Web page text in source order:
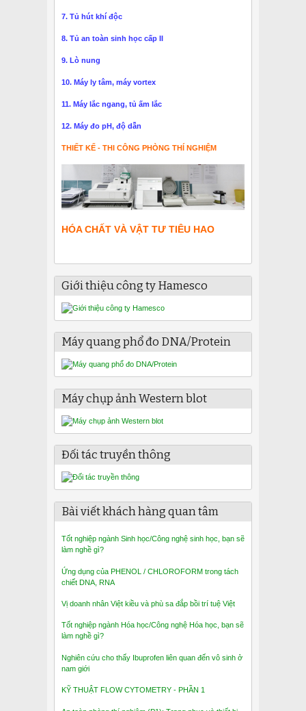
7. Tủ hút khí độc
8. Tủ an toàn sinh học cấp II
9. Lò nung
10. Máy ly tâm, máy vortex
11. Máy lắc ngang, tủ ấm lắc
12. Máy đo pH, độ dẫn
THIẾT KẾ - THI CÔNG PHÒNG THÍ NGHIỆM
HÓA CHẤT VÀ VẬT TƯ TIÊU HAO
Giới thiệu công ty Hamesco
Máy quang phổ đo DNA/Protein
Máy chụp ảnh Western blot
Đối tác truyền thông
Bài viết khách hàng quan tâm
Tốt nghiệp ngành Sinh học/Công nghệ sinh học, bạn sẽ
làm nghề gì?
Ứng dụng của PHENOL / CHLOROFORM trong tách
chiết DNA, RNA
Vị doanh nhân Việt kiều và phù sa đắp bồi trí tuệ Việt
Tốt nghiệp ngành Hóa học/Công nghệ Hóa học, bạn sẽ
làm nghề gì?
Nghiên cứu cho thấy Ibuprofen liên quan đến vô sinh ở
nam giới
KỸ THUẬT FLOW CYTOMETRY - PHẦN 1